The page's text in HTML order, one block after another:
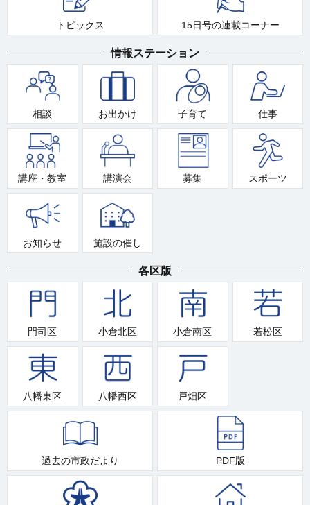
トピックス 15日号の連載コーナー
情報ステーション
相談 お出かけ 子育て 仕事
講座・教室 講演会 募集 スポーツ
お知らせ 施設の催し
各区版
門司区 小倉北区 小倉南区 若松区
八幡東区 八幡西区 戸畑区
過去の市政だより PDF版